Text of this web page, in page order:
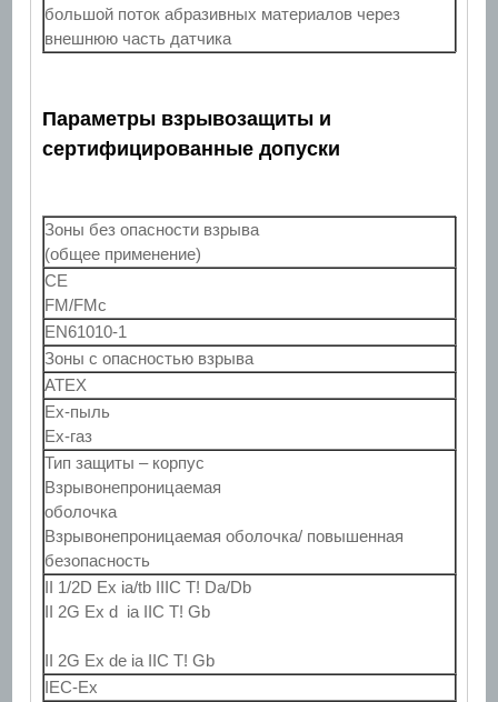
большой поток абразивных материалов через
внешнюю часть датчика
Параметры взрывозащиты и
сертифицированные допуски
Зоны без опасности взрыва
(общее применение)
CE
FM/FMc
EN61010-1
Зоны с опасностью взрыва
ATEX
Ex-пыль
Ex-газ
Тип защиты – корпус
Взрывонепроницаемая
оболочка
Взрывонепроницаемая оболочка/ повышенная
безопасность
II 1/2D Ex ia/tb IIIC T! Da/Db
II 2G Ex d ia IIC T! Gb
II 2G Ex de ia IIC T! Gb
IEC-Ex